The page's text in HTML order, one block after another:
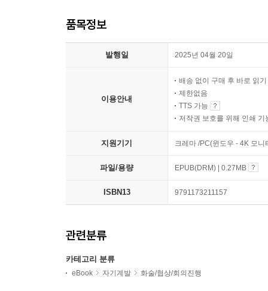
품목정보
발행일 2025년 04월 20일
이용안내
배송 없이 구매 후 바로 읽기
제한없음
TTS 가능
저작권 보호를 위해 인쇄 기
지원기기 크레마 /PC(윈도우 - 4K 모
파일/용량 EPUB(DRM) | 0.27MB
ISBN13 9791173211157
관련분류
카테고리 분류
eBook 자기계발 화술/협상/회의진행